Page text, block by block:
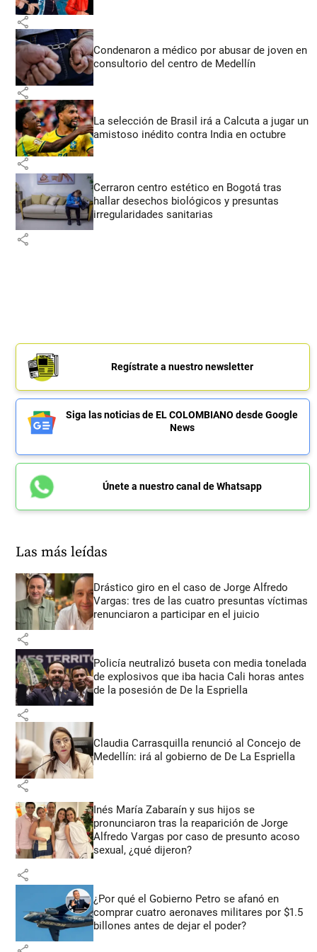
share
Condenaron a médico por abusar de joven en
consultorio del centro de Medellín
share
La selección de Brasil irá a Calcuta a jugar un
amistoso inédito contra India en octubre
share
Cerraron centro estético en Bogotá tras
hallar desechos biológicos y presuntas
irregularidades sanitarias
share
Regístrate a nuestro newsletter
Siga las noticias de EL COLOMBIANO desde Google
News
Únete a nuestro canal de Whatsapp
Las más leídas
Drástico giro en el caso de Jorge Alfredo
Vargas: tres de las cuatro presuntas víctimas
renunciaron a participar en el juicio
share
Policía neutralizó buseta con media tonelada
de explosivos que iba hacia Cali horas antes
de la posesión de De la Espriella
share
Claudia Carrasquilla renunció al Concejo de
Medellín: irá al gobierno de De La Espriella
share
Inés María Zabaraín y sus hijos se
pronunciaron tras la reaparición de Jorge
Alfredo Vargas por caso de presunto acoso
sexual, ¿qué dijeron?
share
¿Por qué el Gobierno Petro se afanó en
comprar cuatro aeronaves militares por $1.5
billones antes de dejar el poder?